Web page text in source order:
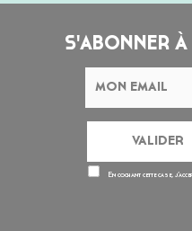
S'ABONNER À
En cochant cette case,